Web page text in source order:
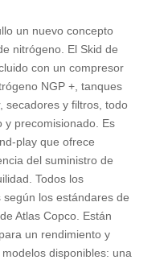
un nuevo concepto
nitrógeno. El Skid de
con un compresor
NGP +, tanques
secadores y filtros, todo
y precomisionado. Es
play que ofrece
del suministro de
Todos los
los estándares de
Atlas Copco. Están
un rendimiento y
disponibles: una